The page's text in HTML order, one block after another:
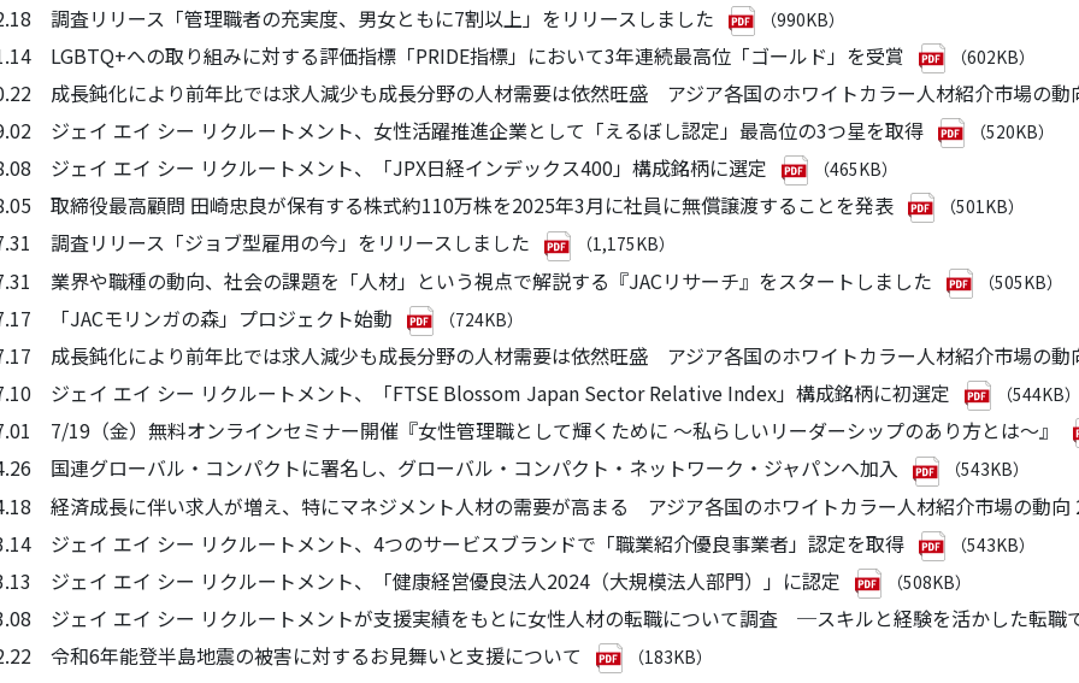
調査リリース「管理職者の充実度、男女ともに7割以上」をリリースしました （990KB）
LGBTQ+への取り組みに対する評価指標「PRIDE指標」において3年連続最高位「ゴールド」を受賞 （602KB）
成長鈍化により前年比では求人減少も成長分野の人材需要は依然旺盛 アジア各国のホワイトカラー人材紹介市場の動
ジェイ エイ シー リクルートメント、女性活躍推進企業として「えるぼし認定」最高位の3つ星を取得
（520KB）
ジェイ エイ シー リクルートメント、「JPX日経インデックス400」構成銘柄に選定 （465KB）
取締役最高顧問 田崎忠良が保有する株式約110万株を2025年3月に社員に無償譲渡することを発表 （501KB）
調査リリース「ジョブ型雇用の今」をリリースしました （1,175KB）
業界や職種の動向、社会の課題を「人材」という視点で解説する『JACリサーチ』をスタートしました （505KB）
「JACモリンガの森」プロジェクト始動 （724KB）
成長鈍化により前年比では求人減少も成長分野の人材需要は依然旺盛 アジア各国のホワイトカラー人材紹介市場の動
ジェイ エイ シー リクルートメント、「FTSE Blossom Japan Sector Relative Index」構成銘柄に初選定
（544KB
7/19（金）無料オンラインセミナー開催『女性管理職として輝くために ～私らしいリーダーシップのあり方とは～』
国連グローバル・コンパクトに署名し、グローバル・コンパクト・ネットワーク・ジャパンへ加入
（543KB）
経済成長に伴い求人が増え、特にマネジメント人材の需要が高まる アジア各国のホワイトカラー人材紹介市場の動向
ジェイ エイ シー リクルートメント、4つのサービスブランドで「職業紹介優良事業者」認定を取得
（543KB）
ジェイ エイ シー リクルートメント、「健康経営優良法人2024（大規模法人部門）」に認定 （508KB）
ジェイ エイ シー リクルートメントが支援実績をもとに女性人材の転職について調査 ─スキルと経験を活かした転職
令和6年能登半島地震の被害に対するお見舞いと支援について
（183KB）